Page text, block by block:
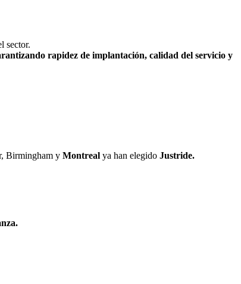
sector.
rapidez de implantación, calidad del servicio y
Birmingham y Montreal ya han elegido Justride.